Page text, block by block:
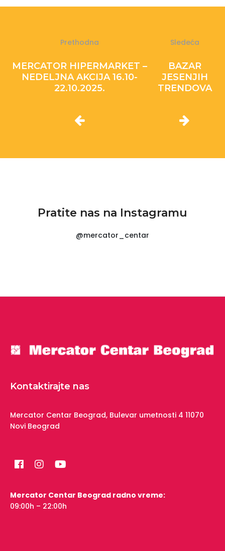
Prethodna
MERCATOR HIPERMARKET –
NEDELJNA AKCIJA 16.10-
22.10.2025.
Sledeća
BAZAR
JESENJIH
TRENDOVA
Pratite nas na Instagramu
@mercator_centar
Kontaktirajte nas
Mercator Centar Beograd, Bulevar umetnosti 4 11070
Novi Beograd
Mercator Centar Beograd radno vreme:
09:00h – 22:00h